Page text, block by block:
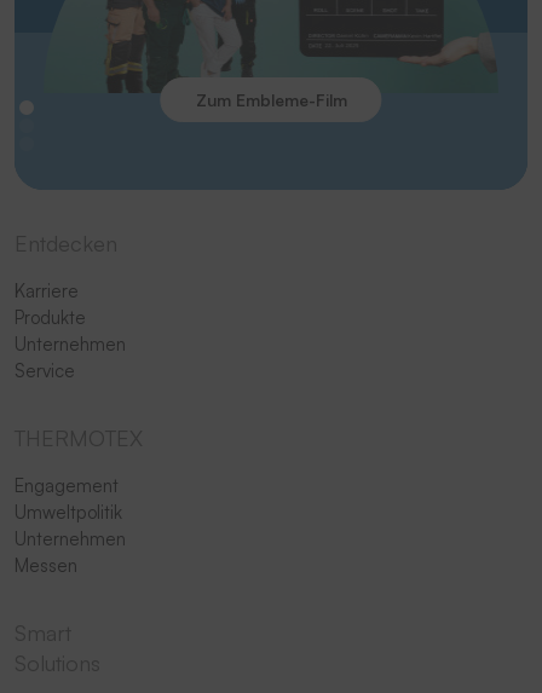
Zum Embleme-Film
Karriere
Produkte
Unternehmen
Service
Engagement
Umweltpolitik
Unternehmen
Messen